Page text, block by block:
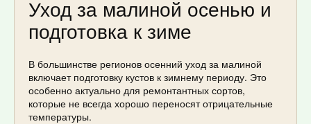
Уход за малиной осенью и
подготовка к зиме
В большинстве регионов осенний уход за малиной
включает подготовку кустов к зимнему периоду. Это
особенно актуально для ремонтантных сортов,
которые не всегда хорошо переносят отрицательные
температуры.